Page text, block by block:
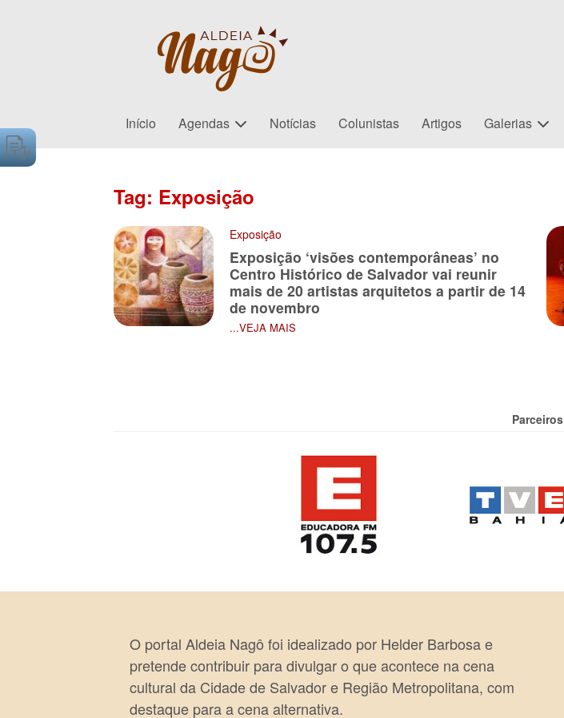
Início Agendas Notícias Colunistas Artigos Galerias
Tag: Exposição
Exposição
Exposição ‘visões contemporâneas’ no
Centro Histórico de Salvador vai reunir
mais de 20 artistas arquitetos a partir de 14
de novembro
...VEJA MAIS
Parceiros
O portal Aldeia Nagô foi idealizado por Helder Barbosa e
pretende contribuir para divulgar o que acontece na cena
cultural da Cidade de Salvador e Região Metropolitana, com
destaque para a cena alternativa.